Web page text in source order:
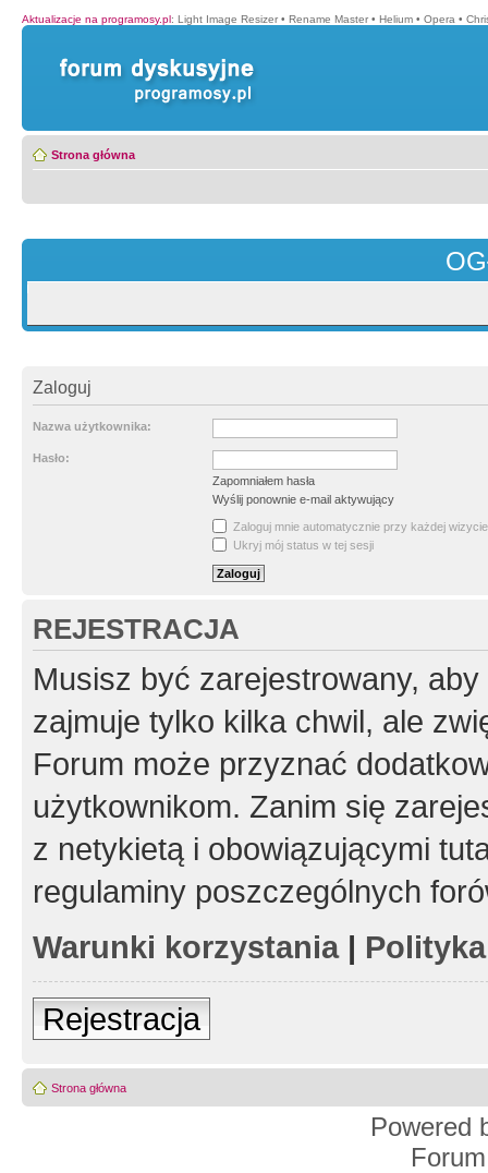
Aktualizacje na programosy.pl: Light Image Resizer • Rename Master • Helium • Opera •
Strona główna
Zaloguj
Nazwa użytkownika:
Hasło:
Zapomniałem hasła
Wyślij ponownie e-mail aktywujący
Zaloguj mnie automatycznie przy każdej wizycie
Ukryj mój status w tej sesji
REJESTRACJA
Musisz być zarejestrowany,
zajmuje tylko kilka chwil, ale
Forum może przyznać
użytkownikom. Zanim się
z netykietą i obowiązującymi
regulaminy poszczególnych
Warunki korzystania|
Rejestracja
Strona główna
Powered